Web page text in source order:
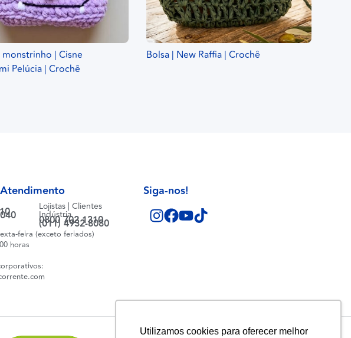
Utilizamos cookies para oferecer melhor
monstrinho | Cisne
Pelúcia | Crochê
Bolsa | New Raffia | Crochê
Lojistas | Clientes
Indústria
0800 702 1310
(011) 4932-8080
feira (exceto feriados)
horas
Siga-nos!